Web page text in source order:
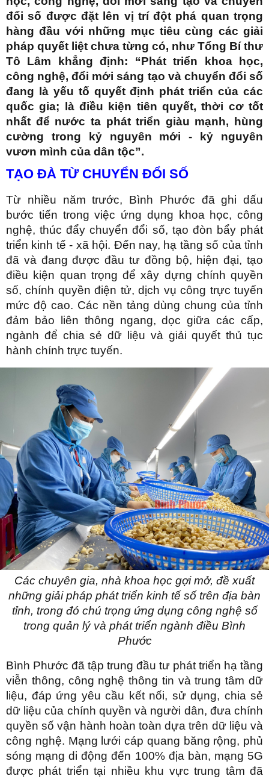
đổi số được đặt lên vị trí đột phá quan trọng
hàng đầu với những mục tiêu cùng các giải
pháp quyết liệt chưa từng có, như Tổng Bí thư
Tô Lâm khẳng định: “Phát triển khoa học,
công nghệ, đổi mới sáng tạo và chuyển đổi số
đang là yếu tố quyết định phát triển của các
quốc gia; là điều kiện tiên quyết, thời cơ tốt
nhất để nước ta phát triển giàu mạnh, hùng
cường trong kỷ nguyên mới - kỷ nguyên
vươn mình của dân tộc”.
TẠO ĐÀ TỪ CHUYỂN ĐỔI SỐ
Từ nhiều năm trước, Bình Phước đã ghi dấu
bước tiến trong việc ứng dụng khoa học, công
nghệ, thúc đẩy chuyển đổi số, tạo đòn bẩy phát
triển kinh tế - xã hội. Đến nay, hạ tầng số của tỉnh
đã và đang được đầu tư đồng bộ, hiện đại, tạo
điều kiện quan trọng để xây dựng chính quyền
số, chính quyền điện tử, dịch vụ công trực tuyến
mức độ cao. Các nền tảng dùng chung của tỉnh
đảm bảo liên thông ngang, dọc giữa các cấp,
ngành để chia sẻ dữ liệu và giải quyết thủ tục
hành chính trực tuyến.
Các chuyên gia, nhà khoa học gợi mở, đề xuất
những giải pháp phát triển kinh tế số trên địa bàn
tỉnh, trong đó chú trọng ứng dụng công nghệ số
trong quản lý và phát triển ngành điều Bình
Phước
Bình Phước đã tập trung đầu tư phát triển hạ tầng
viễn thông, công nghệ thông tin và trung tâm dữ
liệu, đáp ứng yêu cầu kết nối, sử dụng, chia sẻ
dữ liệu của chính quyền và người dân, đưa chính
quyền số vận hành hoàn toàn dựa trên dữ liệu và
công nghệ. Mạng lưới cáp quang băng rộng, phủ
sóng mạng di động đến 100% địa bàn, mạng 5G
được phát triển tại nhiều khu vực trung tâm đã